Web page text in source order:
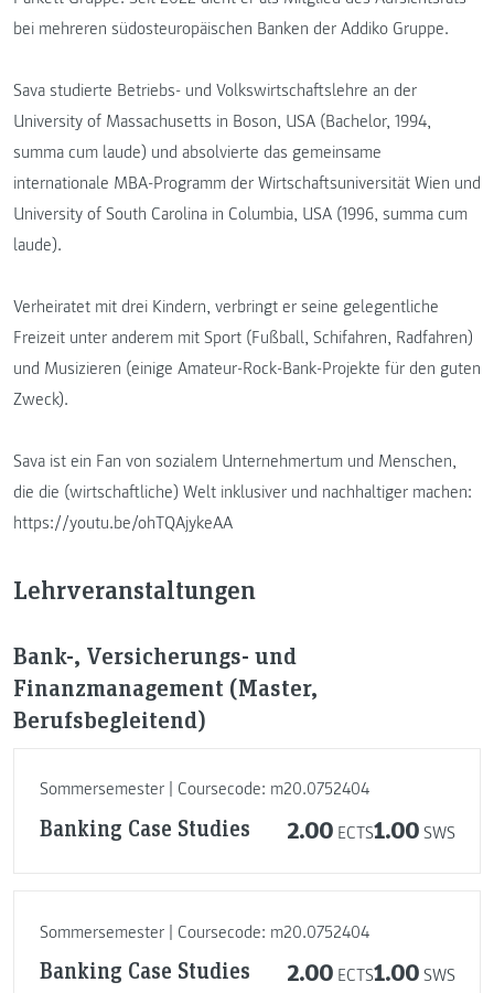
bei mehreren südosteuropäischen Banken der Addiko Gruppe.
Sava studierte Betriebs- und Volkswirtschaftslehre an der
University of Massachusetts in Boson, USA (Bachelor, 1994,
summa cum laude) und absolvierte das gemeinsame
internationale MBA-Programm der Wirtschaftsuniversität Wien und
University of South Carolina in Columbia, USA (1996, summa cum
laude).
Verheiratet mit drei Kindern, verbringt er seine gelegentliche
Freizeit unter anderem mit Sport (Fußball, Schifahren, Radfahren)
und Musizieren (einige Amateur-Rock-Bank-Projekte für den guten
Zweck).
Sava ist ein Fan von sozialem Unternehmertum und Menschen,
die die (wirtschaftliche) Welt inklusiver und nachhaltiger machen:
https://youtu.be/ohTQAjykeAA
Lehrveranstaltungen
Bank-, Versicherungs- und
Finanzmanagement (Master,
Berufsbegleitend)
Sommersemester | Coursecode: m20.0752404
Banking Case Studies 2.00 ECTS1.00 SWS
Sommersemester | Coursecode: m20.0752404
Banking Case Studies 2.00 ECTS1.00 SWS